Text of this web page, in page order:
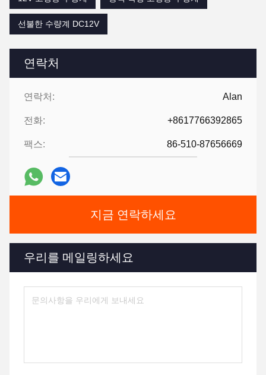
연락처
연락처: Alan
전화: +8617766392865
팩스: 86-510-87656669
지금 연락하세요
우리를 메일링하세요
선불한 수량계 DC12V